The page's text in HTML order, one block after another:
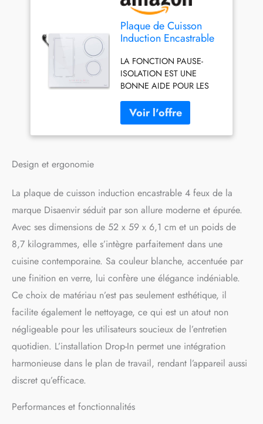
Plaque de Cuisson
Induction Encastrable
prise, Plaque
Electrique 60cm
3500W, 9 Niveaux,
Fonction Boost et
Isolation, Minuterie,
Fonction Anti-
Touch,Blanche
LA FONCTION PAUSE-
ISOLATION EST UNE
BONNE AIDE POUR LES
CUISINE: Lorsque vous
rencontrez quelque chose
qui a désespérément besoin
feu entraînera une cuisson
excessive des plats. De plus,
la fonction isolation permet
aux personnes qui travaillent
de rentrer chez elles pour
déguster des repas chauds
FLEXBEL ZONE BBQ POUR
LES GRANDES MAISONS:
Cette plaque de cuisson
induction flexbel zone a une
puissance de 3000w et
vous pouvez utiliser la zone
pour cuisiner des plats plus
riches tels que la dinde, les
être divisée en deux zones
Design et ergonomie
La plaque de cuisson induction encastrable 4 feux de la
marque Disaenvir séduit par son allure moderne et épurée.
Avec ses dimensions de 52 x 59 x 6,1 cm et un poids de
8,7 kilogrammes, elle s’intègre parfaitement dans une
cuisine contemporaine. Sa couleur blanche, accentuée par
une finition en verre, lui confère une élégance indéniable.
Ce choix de matériau n’est pas seulement esthétique, il
facilite également le nettoyage, ce qui est un atout non
négligeable pour les utilisateurs soucieux de l’entretien
quotidien. L’installation Drop-In permet une intégration
harmonieuse dans le plan de travail, rendant l’appareil aussi
discret qu’efficace.
Performances et fonctionnalités